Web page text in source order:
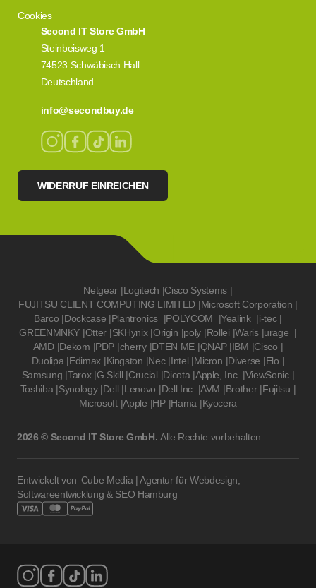
Second IT Store GmbH
Steinbeisweg 1
74523 Schwäbisch Hall
Deutschland
info@secondbuy.de
WIDERRUF EINREICHEN
Cookies
Netgear |Logitech |Cisco Systems |
FUJITSU CLIENT COMPUTING LIMITED |Microsoft Corporation |
Barco |Dockcase |Plantronics |POLYCOM |Yealink |i-tec |
GREENMNKY |Otter |SKHynix |Origin |poly |Rollei |Waris |urage |
AMD |Dekom |PDP |cherry |DTEN ME |QNAP |IBM |Cisco |
Duolipa |Edimax |Kingston |Nec |Intel |Micron |Diverse |Elo |
Samsung |Tarox |G.Skill |Crucial |Dicota |Apple, Inc. |ViewSonic |
Toshiba |Synology |Dell |Lenovo |Dell Inc. |AVM |Brother |Fujitsu |
Microsoft |Apple |HP |Hama |Kyocera
2026 © Second IT Store GmbH. Alle Rechte vorbehalten.
Entwickelt von Cube Media | Agentur für Webdesign,
Softwareentwicklung & SEO Hamburg